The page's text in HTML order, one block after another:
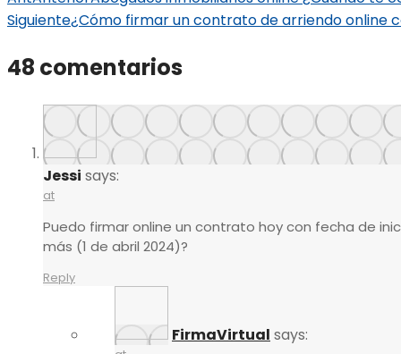
Siguiente¿Cómo firmar un contrato de arriendo online
48 comentarios
Jessi says:
at
Puedo firmar online un contrato hoy con fecha de
más (1 de abril 2024)?
Reply
FirmaVirtual says: